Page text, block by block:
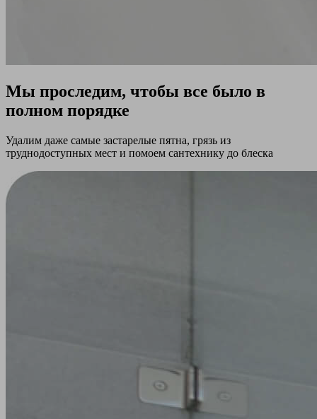
Мы проследим, чтобы все было в
полном порядке
Удалим даже самые застарелые пятна, грязь из
труднодоступных мест и помоем сантехнику до блеска